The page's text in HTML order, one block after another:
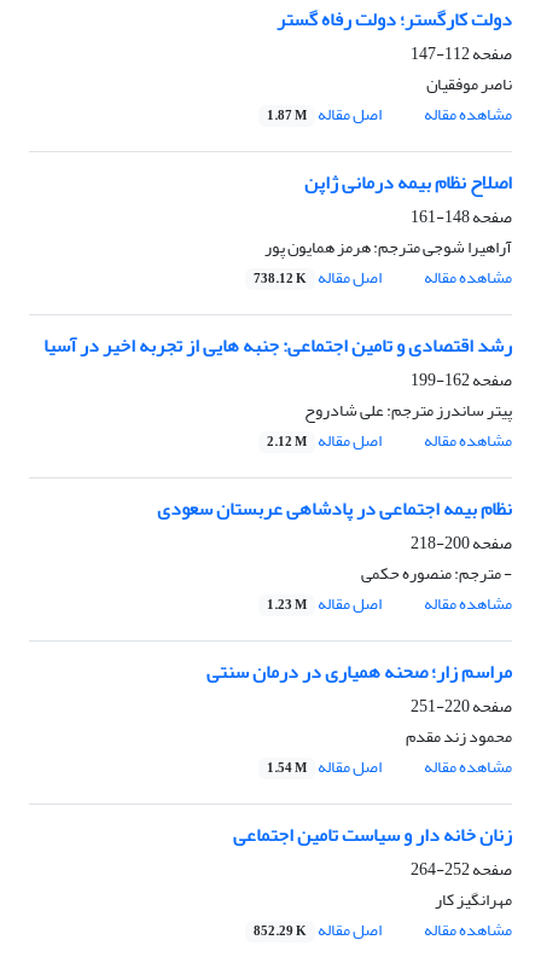
دولت کارگستر؛ دولت رفاه گستر
صفحه112-147
ناصر موفقیان
مشاهده مقاله
اصل مقاله 1.87 M
اصلاح نظام بیمه درمانی ژاپن
صفحه148-161
آراهیرا شوجی مترجم: هرمز همایون پور
مشاهده مقاله
اصل مقاله 738.12 K
رشد اقتصادی و تامین اجتماعی: جنبه هایی از تجربه اخیر در آسیا
صفحه162-199
پیتر ساندرز مترجم: علی شادروح
مشاهده مقاله
اصل مقاله 2.12 M
نظام بیمه اجتماعی در پادشاهی عربستان سعودی
صفحه200-218
- مترجم: منصوره حکمی
مشاهده مقاله
اصل مقاله 1.23 M
مراسم زار؛ صحنه همیاری در درمان سنتی
صفحه220-251
محمود زند مقدم
مشاهده مقاله
اصل مقاله 1.54 M
زنان خانه دار و سیاست تامین اجتماعی
صفحه252-264
مهرانگیز کار
مشاهده مقاله
اصل مقاله 852.29 K